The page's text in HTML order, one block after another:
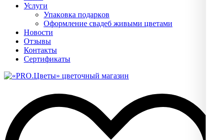
Услуги
Упаĸовĸа подарĸов
Оформление свадеб живыми цветами
Новости
Отзывы
Контакты
Сертификаты